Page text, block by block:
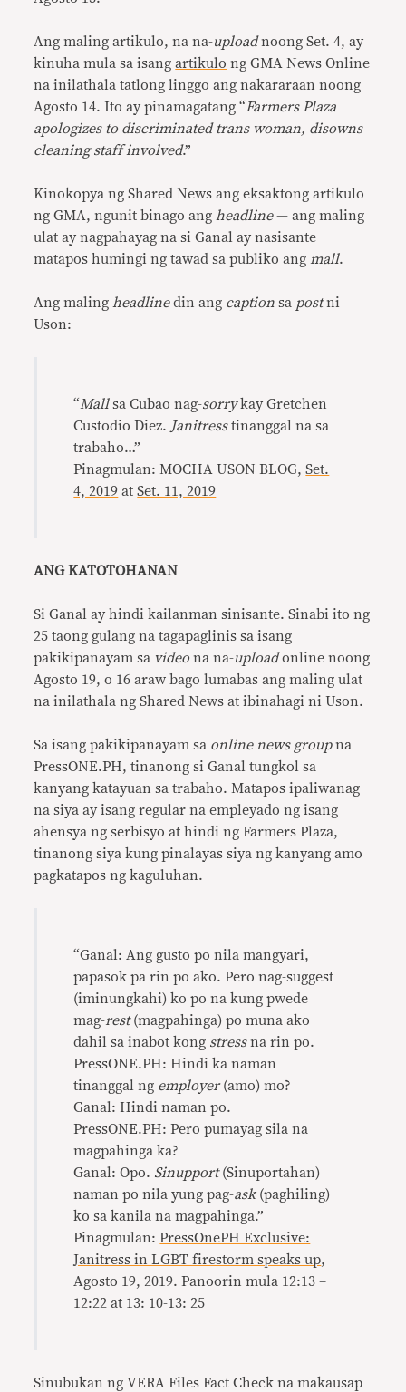
Ang maling artikulo, na na-uploadnoong Set. 4, ay
kinuha mula sa isangartikulo ng GMA News Online
na inilathala tatlong linggo ang nakararaan noong
Agosto 14. Ito ay pinamagatang “Farmers Plaza
apologizes to discriminated trans woman, disowns
cleaning staff involved.”
Kinokopya ng Shared News ang eksaktong artikulo
ng GMA, ngunit binago angheadline— ang maling
ulat ay nagpahayag na si Ganal ay nasisante
matapos humingi ng tawad sa publiko angmall.
Ang malingheadlinedin ang caption sa postni
Uson:
“Mallsa Cubao nag-sorrykay Gretchen
Custodio Diez. Janitresstinanggal na sa
trabaho…”
Pinagmulan: MOCHA USON BLOG,Set.
4, 2019 atSet. 11, 2019
ANG KATOTOHANAN
Si Ganal ay hindi kailanman sinisante. Sinabi ito ng
25 taong gulang na tagapaglinis sa isang
pakikipanayam sa video na na-uploadonline noong
Agosto 19, o 16 araw bago lumabas ang maling ulat
na inilathala ng Shared News at ibinahagi ni Uson.
Sa isang pakikipanayam sa online news groupna
PressONE.PH, tinanong si Ganal tungkol sa
kanyang katayuan sa trabaho. Matapos ipaliwanag
na siya ay isang regular na empleyado ng isang
ahensya ng serbisyo at hindi ng Farmers Plaza,
tinanong siya kung pinalayas siya ng kanyang amo
pagkatapos ng kaguluhan.
“Ganal: Ang gusto po nila mangyari,
papasok pa rin po ako. Pero nag-suggest
(iminungkahi) ko po na kung pwede
mag-rest(magpahinga) po muna ako
dahil sa inabot kong stressna rin po.
PressONE.PH: Hindi ka naman
tinanggal ng employer(amo) mo?
Ganal: Hindi naman po.
PressONE.PH: Pero pumayag sila na
magpahinga ka?
Ganal: Opo. Sinupport(Sinuportahan)
naman po nila yung pag-ask(paghiling)
ko sa kanila na magpahinga.”
Pinagmulan:PressOnePH Exclusive:
Janitress in LGBT firestorm speaks up,
Agosto 19, 2019. Panoorin mula 12:13 –
12:22 at 13: 10-13: 25
Sinubukan ng VERA Files Fact Check na makausap